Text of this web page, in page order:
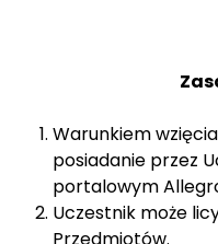
Warunkiem
posiadanie przez
portalowym
Uczestnik może